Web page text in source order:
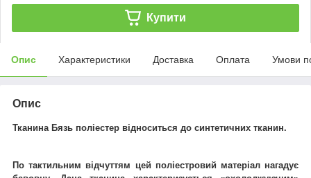
Купити
Опис Характеристики Доставка Оплата Умови
Опис
Тканина Бязь поліестер відноситься до синтетичних тканин.
По тактильним відчуттям цей поліестровий матеріал нагадує